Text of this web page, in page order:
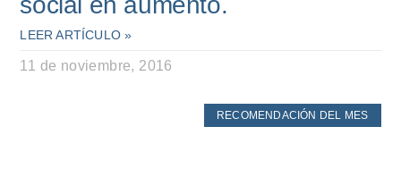
LEER ARTÍCULO »
11 de noviembre, 2016
RECOMENDACIÓN DEL MES